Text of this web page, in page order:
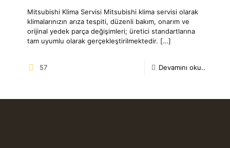
Mitsubishi Klima Servisi Mitsubishi klima servisi olarak
klimalarınızın arıza tespiti, düzenli bakım, onarım ve
orijinal yedek parça değişimleri; üretici standartlarına
tam uyumlu olarak gerçekleştirilmektedir. […]
57 Devamını oku..